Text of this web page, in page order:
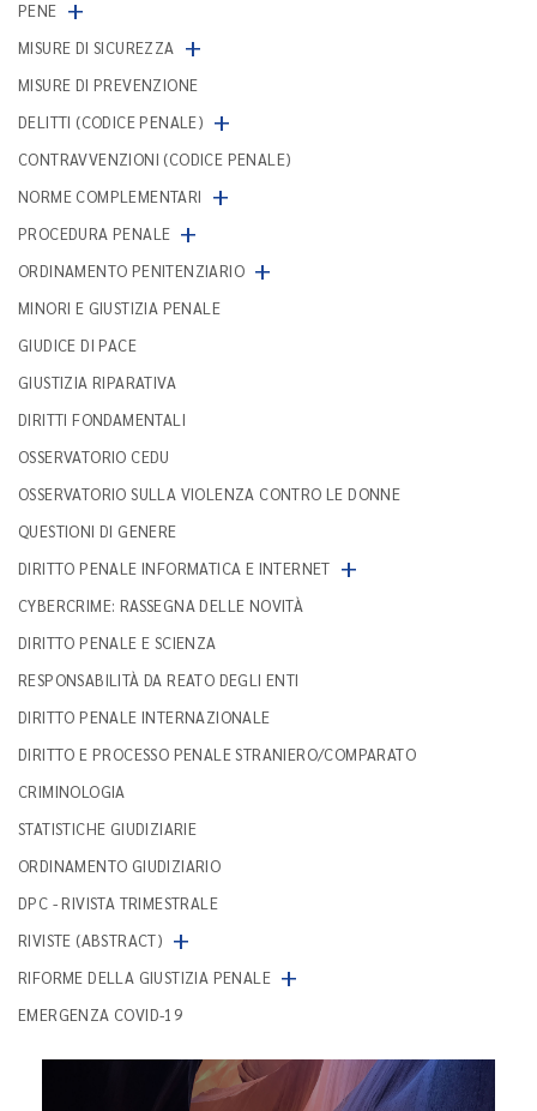
PENE +
MISURE DI SICUREZZA +
MISURE DI PREVENZIONE
DELITTI (CODICE PENALE) +
CONTRAVVENZIONI (CODICE PENALE)
NORME COMPLEMENTARI
+
PROCEDURA PENALE +
ORDINAMENTO PENITENZIARIO +
MINORI E GIUSTIZIA PENALE
GIUDICE DI PACE
GIUSTIZIA RIPARATIVA
DIRITTI FONDAMENTALI
OSSERVATORIO CEDU
OSSERVATORIO SULLA VIOLENZA CONTRO LE DONNE
QUESTIONI DI GENERE
DIRITTO PENALE INFORMATICA E INTERNET +
CYBERCRIME: RASSEGNA DELLE NOVITÀ
DIRITTO PENALE E SCIENZA
RESPONSABILITÀ DA REATO DEGLI ENTI
DIRITTO PENALE INTERNAZIONALE
DIRITTO E PROCESSO PENALE STRANIERO/COMPARATO
CRIMINOLOGIA
STATISTICHE GIUDIZIARIE
ORDINAMENTO GIUDIZIARIO
DPC - RIVISTA TRIMESTRALE
RIVISTE (ABSTRACT) +
RIFORME DELLA GIUSTIZIA PENALE +
EMERGENZA COVID-19